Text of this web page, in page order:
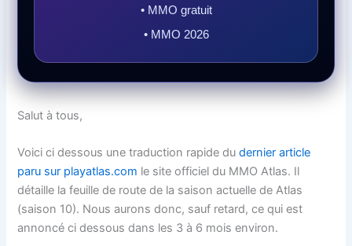
• MMO gratuit
• MMO 2026
Salut à tous,
Voici ci dessous une traduction rapide dudernier article
paru sur playatlas.com le site officiel du MMO Atlas. Il
détaille la feuille de route de la saison actuelle de Atlas
(saison 10). Nous aurons donc, sauf retard, ce qui est
annoncé ci dessous dans les 3 à 6 mois environ.